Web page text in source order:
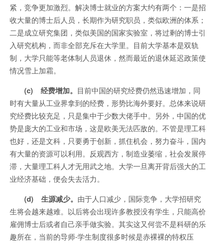
紧，竞争更加激烈。解决博士就业的方案大约有两个：一是招
收大量的博士后人员，长期作为研究职员，类似欧洲的体系；
二是成立研究集团，类似美国的国家实验室，将过剩的博士引
入研究机构，而非全部充斥在大学里。目前大学基本是双轨
制，大学只能等老体制人员退休，然而最近的退休延迟政策使
情况雪上加霜。
(c) 经费增加。 目前中国的研究经费仍然迅速增加，同
时有大量从工业界拿到的经费，形势比海外要好。总体来说研
究经费比较充足，只是集中于少数大佬手中。另外，中国的优
势是庞大的工业和市场，这是欧美无法匹敌的。不管是理工科
也好，还是文科，只要勇于创新，抓住机会，努力奋斗，国内
有大量的资源可以利用。反观西方，制造业萎缩，社会发展停
滞，大量理工科人才无用武之地。大学一旦离开背后强大的工
业经济基础，便会失去活力。
(d) 生源减少。 由于人口减少，国际竞争，大学招研究
生将会越来越难。以后将会出现许多教授没有学生，只能高价
雇佣博士后或者自己亲手做实验。其实这又何尝不是科研的乐
趣所在，当前的导师-学生制度很多时候是赤裸裸的特权压